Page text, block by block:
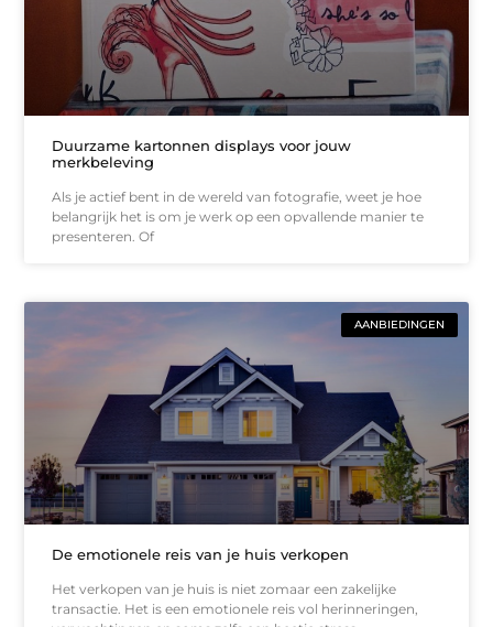
Duurzame kartonnen displays voor jouw
merkbeleving
Als je actief bent in de wereld van fotografie, weet je hoe
belangrijk het is om je werk op een opvallende manier te
presenteren. Of
AANBIEDINGEN
De emotionele reis van je huis verkopen
Het verkopen van je huis is niet zomaar een zakelijke
transactie. Het is een emotionele reis vol herinneringen,